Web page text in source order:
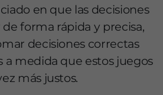
en que las decisiones
forma rápida y precisa,
decisiones correctas
a medida que estos juegos
más justos.